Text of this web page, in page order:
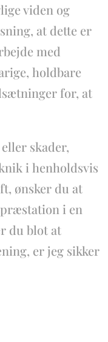
viden og
at dette er
med
holdbare
for, at
skader,
i henholdsvis
ønsker du at
i en
du blot at
er jeg sikker